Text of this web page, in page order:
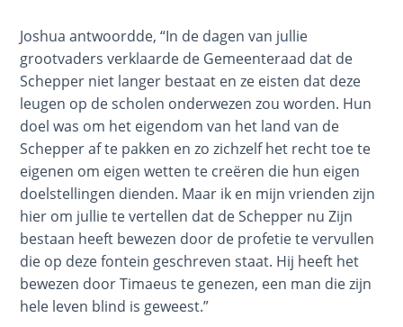
principes
te
onderwijzen.
Category
-
Biblical
Novels
of
the
Lord
A Short
History of
Universal
Reconciliation
Lessons
From
Church
History
Volume
Joshua antwoordde, “In de dagen van jullie
grootvaders verklaarde de Gemeenteraad dat de
Schepper niet langer bestaat en ze eisten dat deze
leugen op de scholen onderwezen zou worden. Hun
doel was om het eigendom van het land van de
Schepper af te pakken en zo zichzelf het recht toe te
eigenen om eigen wetten te creëren die hun eigen
doelstellingen dienden. Maar ik en mijn vrienden zijn
hier om jullie te vertellen dat de Schepper nu Zijn
bestaan heeft bewezen door de profetie te vervullen
die op deze fontein geschreven staat. Hij heeft het
bewezen door Timaeus te genezen, een man die zijn
hele leven blind is geweest.”